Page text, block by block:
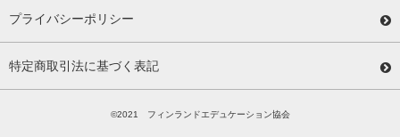
プライバシーポリシー
特定商取引法に基づく表記
©2021 フィンランドエデュケーション協会